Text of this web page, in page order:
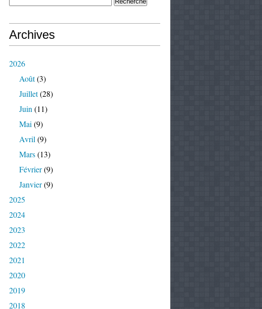
Archives
2026
Août(3)
Juillet(28)
Juin (11)
Mai (9)
Avril (9)
Mars(13)
Février(9)
Janvier(9)
2025
2024
2023
2022
2021
2020
2019
2018